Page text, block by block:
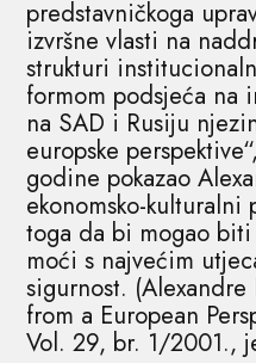
predstavničkoga
izvršne vlasti na
strukturi
formom podsjeća na
na SAD i Rusiju
europske
godine pokazao
ekonomsko-
toga da bi mogao
moći s najvećim
sigurnost.
from a European
Vol. 29, br. 1/2001.,